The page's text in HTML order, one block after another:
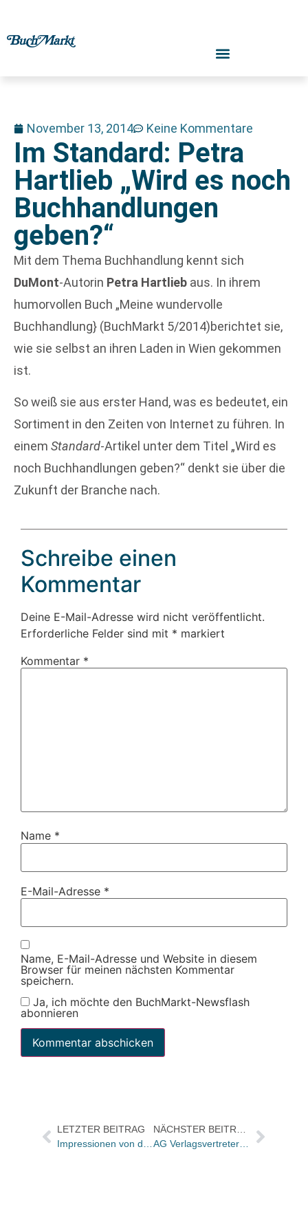
November 13, 2014 Keine Kommentare
Im Standard: Petra
Hartlieb „Wird es noch
Buchhandlungen
geben?“
Mit dem Thema Buchhandlung kennt sich
DuMont-Autorin Petra Hartlieb aus. In ihrem
humorvollen Buch „Meine wundervolle
Buchhandlung} (BuchMarkt 5/2014)berichtet sie,
wie sie selbst an ihren Laden in Wien gekommen
ist.
So weiß sie aus erster Hand, was es bedeutet, ein
Sortiment in den Zeiten von Internet zu führen. In
einem Standard-Artikel unter dem Titel „Wird es
noch Buchhandlungen geben?“ denkt sie über die
Zukunft der Branche nach.
Schreibe einen
Kommentar
Deine E-Mail-Adresse wird nicht veröffentlicht.
Erforderliche Felder sind mit * markiert
Kommentar *
Name *
E-Mail-Adresse *
Name, E-Mail-Adresse und Website in diesem
Browser für meinen nächsten Kommentar
speichern.
Ja, ich möchte den BuchMarkt-Newsflash
abonnieren
LETZTER BEITRAG